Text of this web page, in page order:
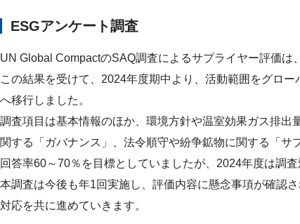
ESGアンケート調査
UN Global CompactのSAQ調査によるサプライヤー評価は
この結果を受けて、2024年度期中より、活動範囲をグロ
へ移行しました。
調査項目は基本情報のほか、環境方針や温室効果ガス排
関する「ガバナンス」、法令順守や紛争鉱物に関する「サ
回答率60～70％を目標としていましたが、2024年度は調
本調査は今後も年1回実施し、評価内容に懸念事項が確認
対応を共に進めていきます。